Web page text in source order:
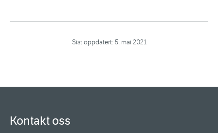
Sist oppdatert:5. mai 2021
Kontakt oss